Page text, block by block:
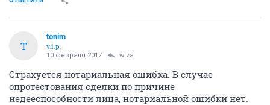
T
tonim
v.i.p.
10 февраля 2017 wiza
Страхуется нотариальная ошибка. В случае
опротестования сделки по причине
недееспособности лица, нотариальной ошибки нет.